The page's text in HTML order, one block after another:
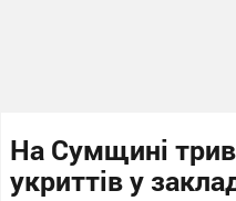
На Сумщині
укриттів у